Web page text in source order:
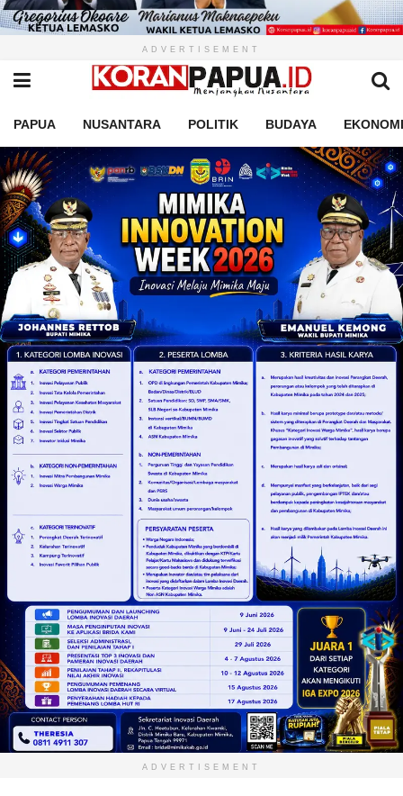
ADVERTISEMENT
PAPUA NUSANTARA POLITIK BUDAYA EKONOMI
ADVERTISEMENT